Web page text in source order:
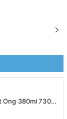
380ml 730ml
- North Star